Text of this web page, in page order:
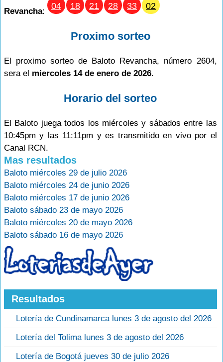
Revancha:
04 18 21 28 33 02
Proximo sorteo
El proximo sorteo de Baloto Revancha, número 2604,
sera el miercoles 14 de enero de 2026.
Horario del sorteo
El Baloto juega todos los miércoles y sábados entre las
10:45pm y las 11:11pm y es transmitido en vivo por el
Canal RCN.
Mas resultados
Baloto miércoles 29 de julio 2026
Baloto miércoles 24 de junio 2026
Baloto miércoles 17 de junio 2026
Baloto sábado 23 de mayo 2026
Baloto miércoles 20 de mayo 2026
Baloto sábado 16 de mayo 2026
Resultados
Lotería de Cundinamarca lunes 3 de agosto del 2026
Lotería del Tolima lunes 3 de agosto del 2026
Lotería de Bogotá jueves 30 de julio 2026